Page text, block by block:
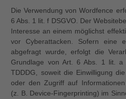
Die Verwendung von Wordfence
6 Abs. 1 lit. f DSGVO. Der
Interesse an einem möglichst
vor Cyberattacken. Sofern eine
abgefragt wurde, erfolgt die
Grundlage von Art. 6 Abs. 1 lit.
TDDDG, soweit die Einwilligung
oder den Zugriff auf
(z. B. Device-Fingerprinting) im